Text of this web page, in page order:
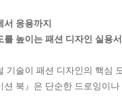
서 응용까지
를 높이는 패션 디자인 실용서
기술이 패션 디자인의 핵심
션 북』은 단순한 드로잉이